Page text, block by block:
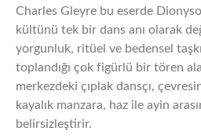
Charles Gleyre bu eserde
kültünü tek bir dans anı olarak
yorgunluk, ritüel ve bedensel
toplandığı çok figürlü bir tören
merkezdeki çıplak dansçı,
kayalık manzara, haz ile ayin
belirsizleştirir.